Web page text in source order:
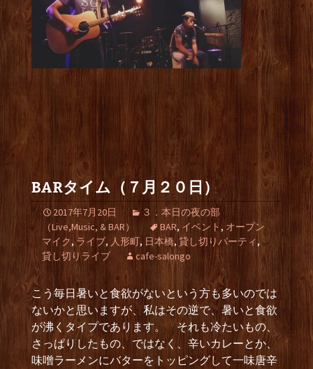
BARタイム（７月２０日）
2017年7月20日
３．本日の夜の部
（Live,Music, & BAR）
BAR, イベント, オープン
マイク,ライブ, 人形町, 日本橋,貸し切りパーティ,
貸し切りライブ
cafe-salongo
こう毎日暑いと食欲がないという方も多いのでは
ないかと思いますが、私はその逆で、暑いと食欲
が沸くタイプであります。 それも冷たいもの、
さっぱりしたもの、ではなく、辛いカレーとか、
味噌ラーメンにバターをトッピングして一味唐辛